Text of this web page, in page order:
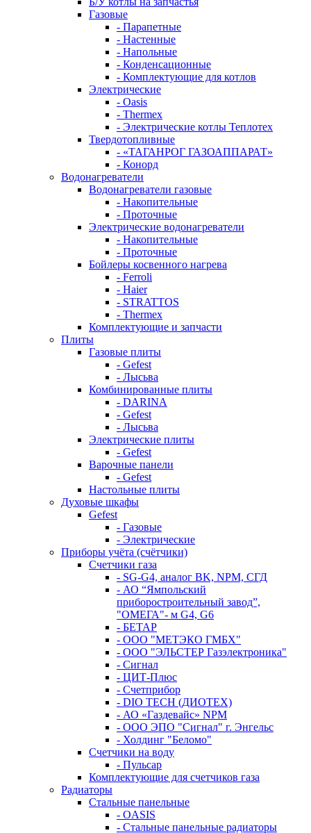
Газовые
- Парапетные
- Настенные
- Напольные
- Конденсационные
- Комплектующие для котлов
Электрические
- Oasis
- Thermex
- Электрические котлы Теплотех
Твердотопливные
- «ТАГАНРОГ ГАЗОАППАРАТ»
- Конорд
Водонагреватели
Водонагреватели газовые
- Накопительные
- Проточные
Электрические водонагреватели
- Накопительные
- Проточные
Бойлеры косвенного нагрева
- Ferroli
- Haier
- STRATTOS
- Thermex
Комплектующие и запчасти
Плиты
Газовые плиты
- Gefest
- Лысьва
Комбинированные плиты
- DARINA
- Gefest
- Лысьва
Электрические плиты
- Gefest
Варочные панели
- Gefest
Настольные плиты
Духовые шкафы
Gefest
- Газовые
- Электрические
Приборы учёта (счётчики)
Счетчики газа
- SG-G4, аналог BK, NPM, СГД
- АО “Ямпольский
приборостроительный завод”,
"ОМЕГА"- м G4, G6
- БЕТАР
- ООО "МЕТЭКО ГМБХ"
- ООО "ЭЛЬСТЕР Газэлектроника"
- Сигнал
- ЦИТ-Плюс
- Счетприбор
- DIO TECH (ДИОТЕХ)
- АО «Газдевайс» NPM
- ООО ЭПО "Сигнал" г. Энгельс
- Холдинг "Беломо"
Счетчики на воду
- Пульсар
Комплектующие для счетчиков газа
Радиаторы
Стальные панельные
- OASIS
- Стальные панельные радиаторы